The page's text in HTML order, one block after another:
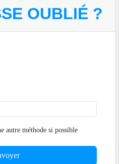
OUBLIÉ ?
autre méthode si possible